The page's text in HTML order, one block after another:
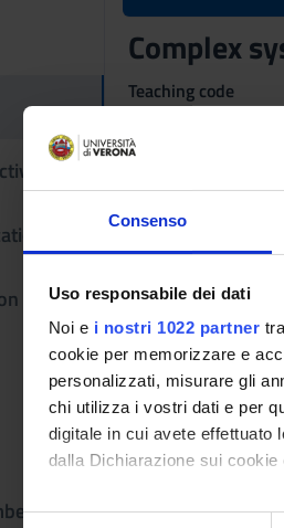
Consenso
Uso responsabile dei dati
Noi e i nostri 1022 partner
cookie per memorizzare e
personalizzati, misurare gli
chi utilizza i vostri dati e per
digitale in cui avete effettuato
dalla Dichiarazione sui
Con il tuo consenso,
S
Complex
Teaching code
The course is given by